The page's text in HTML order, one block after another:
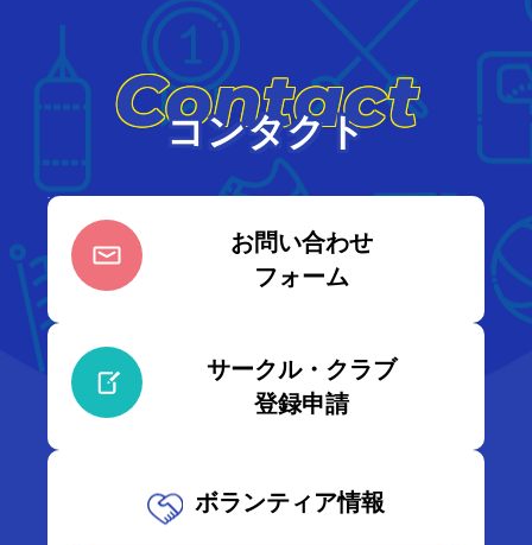
Contact
コンタクト
お問い合わせ
フォーム
サークル・クラブ
登録申請
ボランティア情報